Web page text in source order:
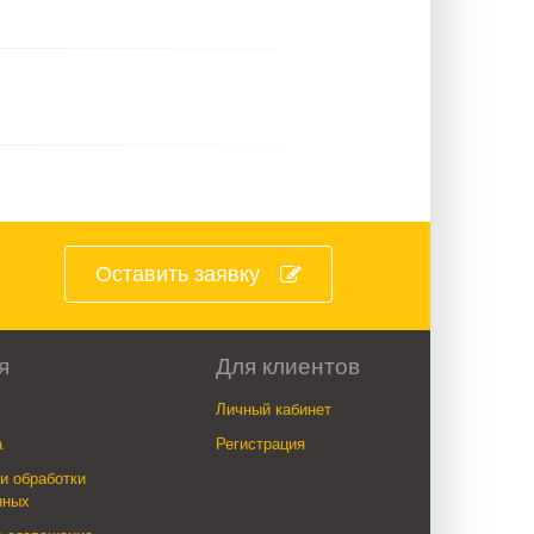
Оставить заявку
обработки
Для клиентов
Личный кабинет
Регистрация